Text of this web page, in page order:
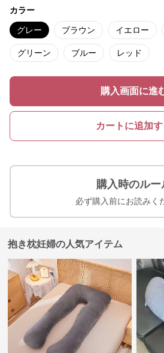
カラー
グレー ブラウン イエロー
グリーン ブルー レッド
購入画面に進
カートに追加
購入時のルー
必ず購入前にお読みく
抱き枕妊婦の人気アイテム